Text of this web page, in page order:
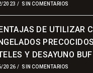
2023 / SIN COMENTARIOS
DE UTILIZAR
Y DESAYUNO
2026 / SIN COMENTARIOS